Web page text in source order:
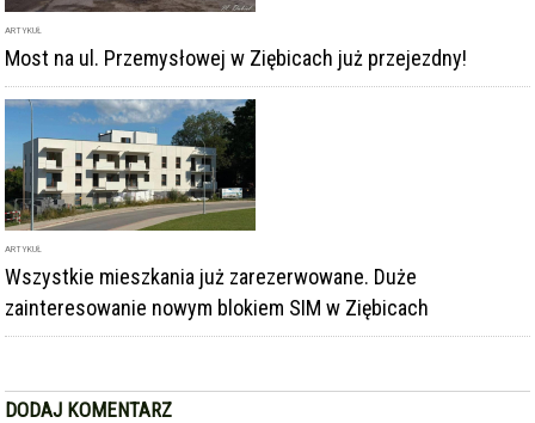
ARTYKUŁ
Most na ul. Przemysłowej w Ziębicach już przejezdny!
ARTYKUŁ
Wszystkie mieszkania już zarezerwowane. Duże
zainteresowanie nowym blokiem SIM w Ziębicach
DODAJ KOMENTARZ